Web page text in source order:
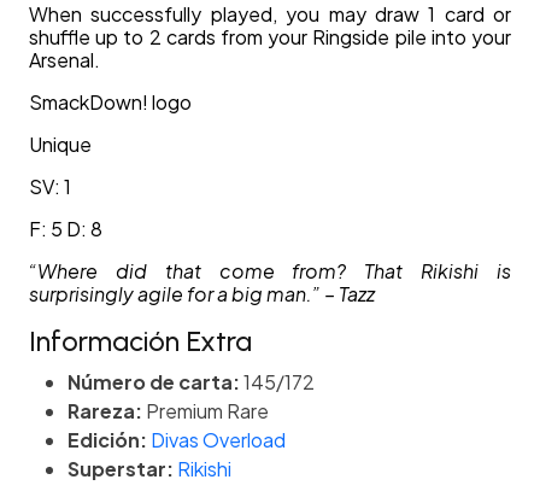
When successfully played, you may draw 1 card or
shuffle up to 2 cards from your Ringside pile into your
Arsenal.
SmackDown! logo
Unique
SV: 1
F: 5 D: 8
“Where did that come from? That Rikishi is
surprisingly agile for a big man.” – Tazz
Información Extra
Número de carta:145/172
Rareza: Premium Rare
Edición: Divas Overload
Superstar: Rikishi